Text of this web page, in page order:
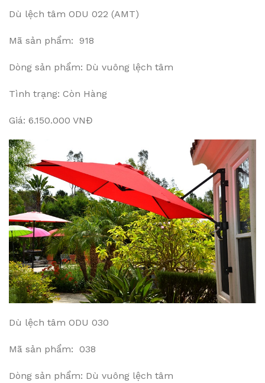
Dù lệch tâm ODU 022 (AMT)
Mã sản phẩm: 918
Dòng sản phẩm: Dù vuông lệch tâm
Tình trạng: Còn Hàng
Giá: 6.150.000 VNĐ
Dù lệch tâm ODU 030
Mã sản phẩm: 038
Dòng sản phẩm: Dù vuông lệch tâm